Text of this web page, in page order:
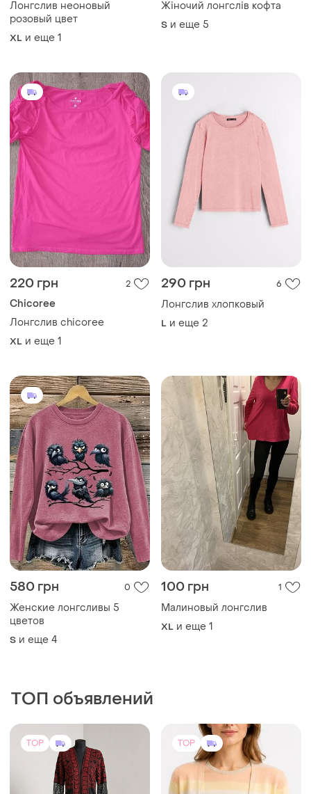
Лонгслив неоновый
розовый цвет
XL и еще 1
Жіночий лонгслів кофта
S и еще 5
220 грн 2
Chicoree
Лонгслив chicoree
XL и еще 1
290 грн 6
Лонгслив хлопковый
L и еще 2
580 грн 0
Женские лонгсливы 5
цветов
S и еще 4
100 грн 1
Малиновый лонгслив
XL и еще 1
ТОП объявлений
TOP TOP